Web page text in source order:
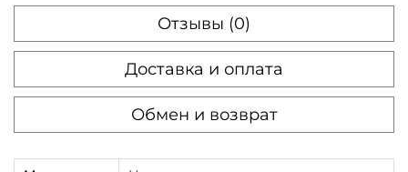
в
N
k
e
Отзывы (0)
Доставка и оплата
Обмен и возврат